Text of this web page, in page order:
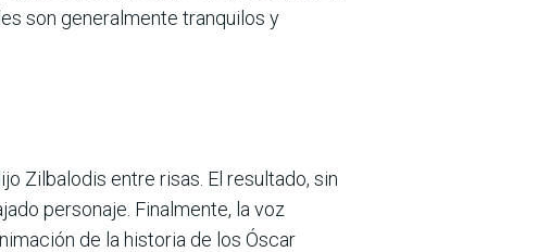
son generalmente tranquilos y
Zilbalodis entre risas. El resultado, sin
personaje. Finalmente, la voz
de la historia de los Óscar